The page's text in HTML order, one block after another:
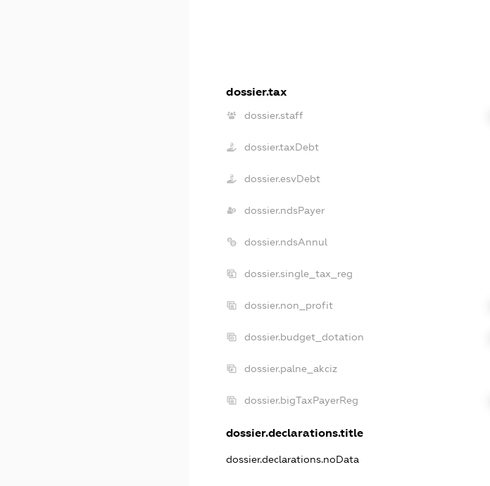
dossier.tax
dossier.staff
dossier.taxDebt
dossier.esvDebt
dossier.ndsPayer
dossier.ndsAnnul
dossier.single_tax_reg
dossier.non_profit
dossier.budget_dotation
dossier.palne_akciz
dossier.bigTaxPayerReg
dossier.declarations.title
dossier.declarations.noData